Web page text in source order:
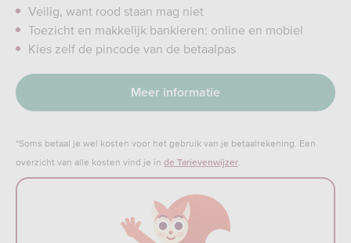
Veilig, want rood staan mag niet
Toezicht en makkelijk bankieren: online en mobiel
Kies zelf de pincode van de betaalpas
Meer informatie
*Soms betaal je wel kosten voor het gebruik van je betaalrekening. Een
overzicht van alle kosten vind je in de Tarievenwijzer